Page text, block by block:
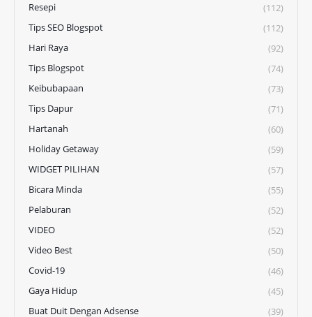
Resepi
(112)
Tips SEO Blogspot
(112)
Hari Raya
(92)
Tips Blogspot
(74)
Keibubapaan
(73)
Tips Dapur
(71)
Hartanah
(60)
Holiday Getaway
(59)
WIDGET PILIHAN
(57)
Bicara Minda
(55)
Pelaburan
(52)
VIDEO
(52)
Video Best
(50)
Covid-19
(46)
Gaya Hidup
(45)
Buat Duit Dengan Adsense
(39)